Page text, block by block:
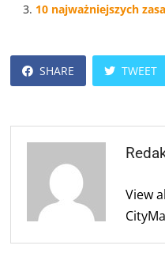
10 najważniejszych
SHARE TWEET
View